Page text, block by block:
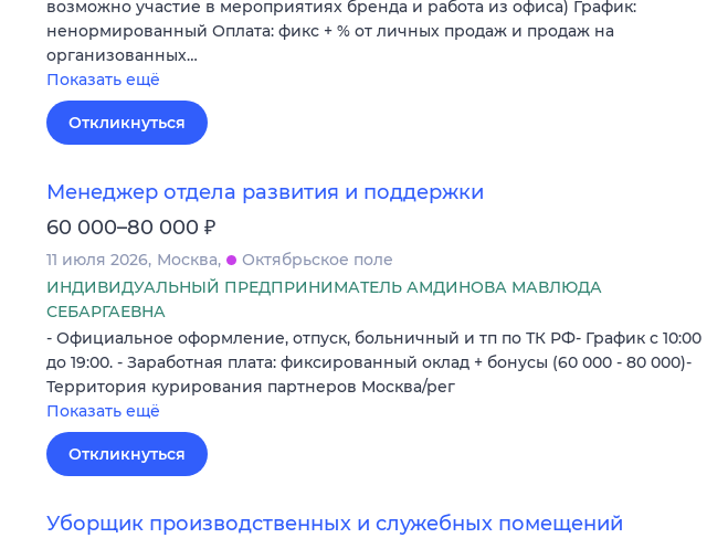
возможно участие в мероприятиях бренда и работа из офиса) График:
ненормированный Оплата: фикс + % от личных продаж и продаж на
организованных…
Показать ещё
Откликнуться
Менеджер отдела развития и поддержки
60 000–80 000 ₽
11 июля 2026 Москва
Октябрьское поле
ИНДИВИДУАЛЬНЫЙ ПРЕДПРИНИМАТЕЛЬ АМДИНОВА МАВЛЮДА
СЕБАРГАЕВНА
- Официальное оформление, отпуск, больничный и тп по ТК РФ- График с 10:00
до 19:00. - Заработная плата: фиксированный оклад + бонусы (60 000 - 80 000)-
Территория курирования партнеров Москва/рег
Показать ещё
Откликнуться
Уборщик производственных и служебных помещений